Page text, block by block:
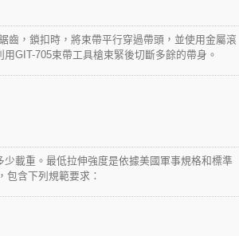
齒，鎖扣時，將束帶平行穿過帶頭，並使用金屬滾
GIT-705束帶工具槍束緊後切斷多餘的帶身。
載重。最低拉伸強度是依據美國軍事規格和標準
包含下列規範要求：